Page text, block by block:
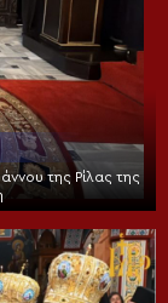
της Ρίλας της